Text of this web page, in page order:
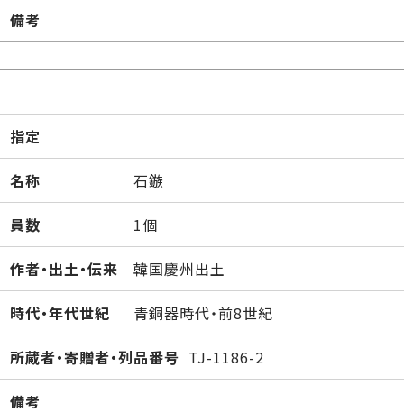
備考
指定
名称 石鏃
員数 1個
作者・出土・伝来 韓国慶州出土
時代・年代世紀 青銅器時代・前8世紀
所蔵者・寄贈者・列品番号 TJ-1186-2
備考